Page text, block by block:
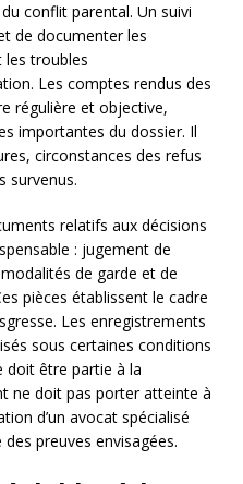
conflit parental. Un suivi
de documenter les
troubles
Les comptes rendus des
régulière et objective,
importantes du dossier. Il
circonstances des refus
survenus.
relatifs aux décisions
: jugement de
de garde et de
pièces établissent le cadre
Les enregistrements
sous certaines conditions
doit être partie à la
ne doit pas porter atteinte à
d’un avocat spécialisé
preuves envisagées.